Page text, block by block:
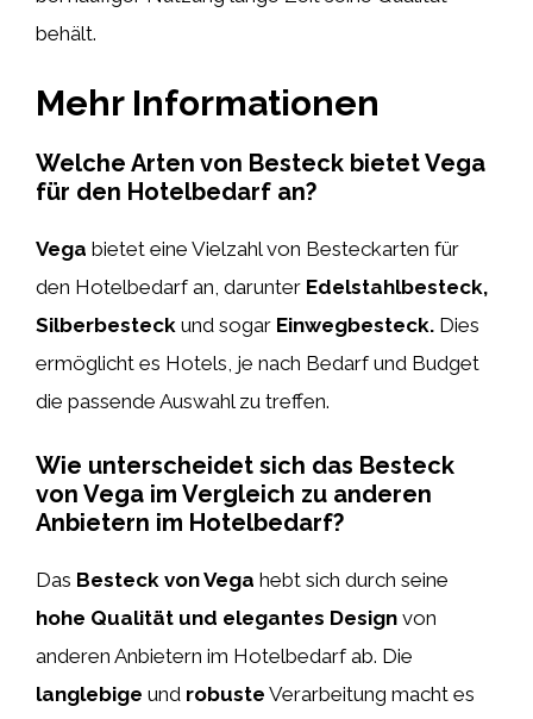
behält.
Mehr Informationen
Welche Arten von Besteck bietet Vega
für den Hotelbedarf an?
Vega bietet eine Vielzahl von Besteckarten für
den Hotelbedarf an, darunter Edelstahlbesteck,
Silberbesteck und sogar Einwegbesteck. Dies
ermöglicht es Hotels, je nach Bedarf und Budget
die passende Auswahl zu treffen.
Wie unterscheidet sich das Besteck
von Vega im Vergleich zu anderen
Anbietern im Hotelbedarf?
Das Besteck von Vega hebt sich durch seine
hohe Qualität und elegantes Design von
anderen Anbietern im Hotelbedarf ab. Die
langlebige und robuste Verarbeitung macht es